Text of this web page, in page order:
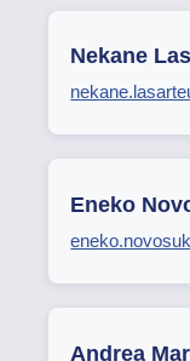
Nekane
Eneko
Andrea